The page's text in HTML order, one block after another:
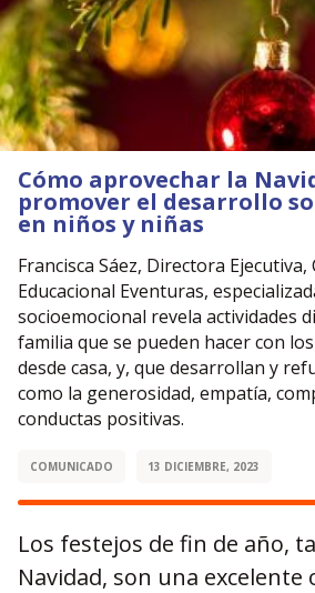
Cómo aprovechar la
promover el desarrollo
en niños y niñas
Francisca Sáez, Directora
Educacional Eventuras,
socioemocional revela actividades
familia que se pueden hacer con
desde casa, y, que desarrollan y
como la generosidad, empatía,
conductas positivas.
COMUNICADO 13 DICIEMBRE, 2023
Los festejos de fin de año,
Navidad, son una